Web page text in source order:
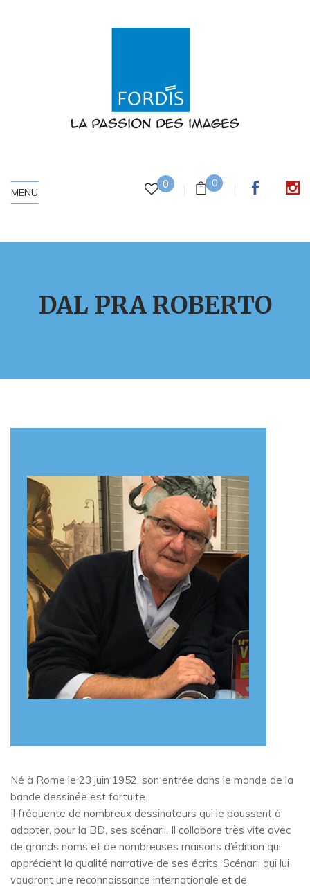
0 0
MENU
DAL PRA ROBERTO
Né à Rome le 23 juin 1952, son entrée dans le monde de la
bande dessinée est fortuite.
Il fréquente de nombreux dessinateurs qui le poussent à
adapter, pour la BD, ses scénarii. Il collabore très vite avec
de grands noms et de nombreuses maisons d’édition qui
apprécient la qualité narrative de ses écrits. Scénarii qui lui
vaudront une reconnaissance internationale et de